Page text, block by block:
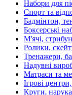
Набори для
Спорт та
Бадмінтон,
Боксерські
М'ячі,
Ролики,
Тренажери,
Надувні
Матраси та
Ігрові
Круги,